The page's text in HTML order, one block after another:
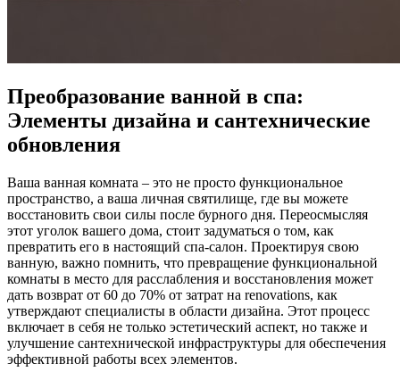
Преобразование ванной в спа:
Элементы дизайна и сантехнические
обновления
Ваша ванная комната – это не просто функциональное
пространство, а ваша личная святилище, где вы можете
восстановить свои силы после бурного дня. Переосмысляя
этот уголок вашего дома, стоит задуматься о том, как
превратить его в настоящий спа-салон. Проектируя свою
ванную, важно помнить, что превращение функциональной
комнаты в место для расслабления и восстановления может
дать возврат от 60 до 70% от затрат на renovations, как
утверждают специалисты в области дизайна. Этот процесс
включает в себя не только эстетический аспект, но также и
улучшение сантехнической инфраструктуры для обеспечения
эффективной работы всех элементов.